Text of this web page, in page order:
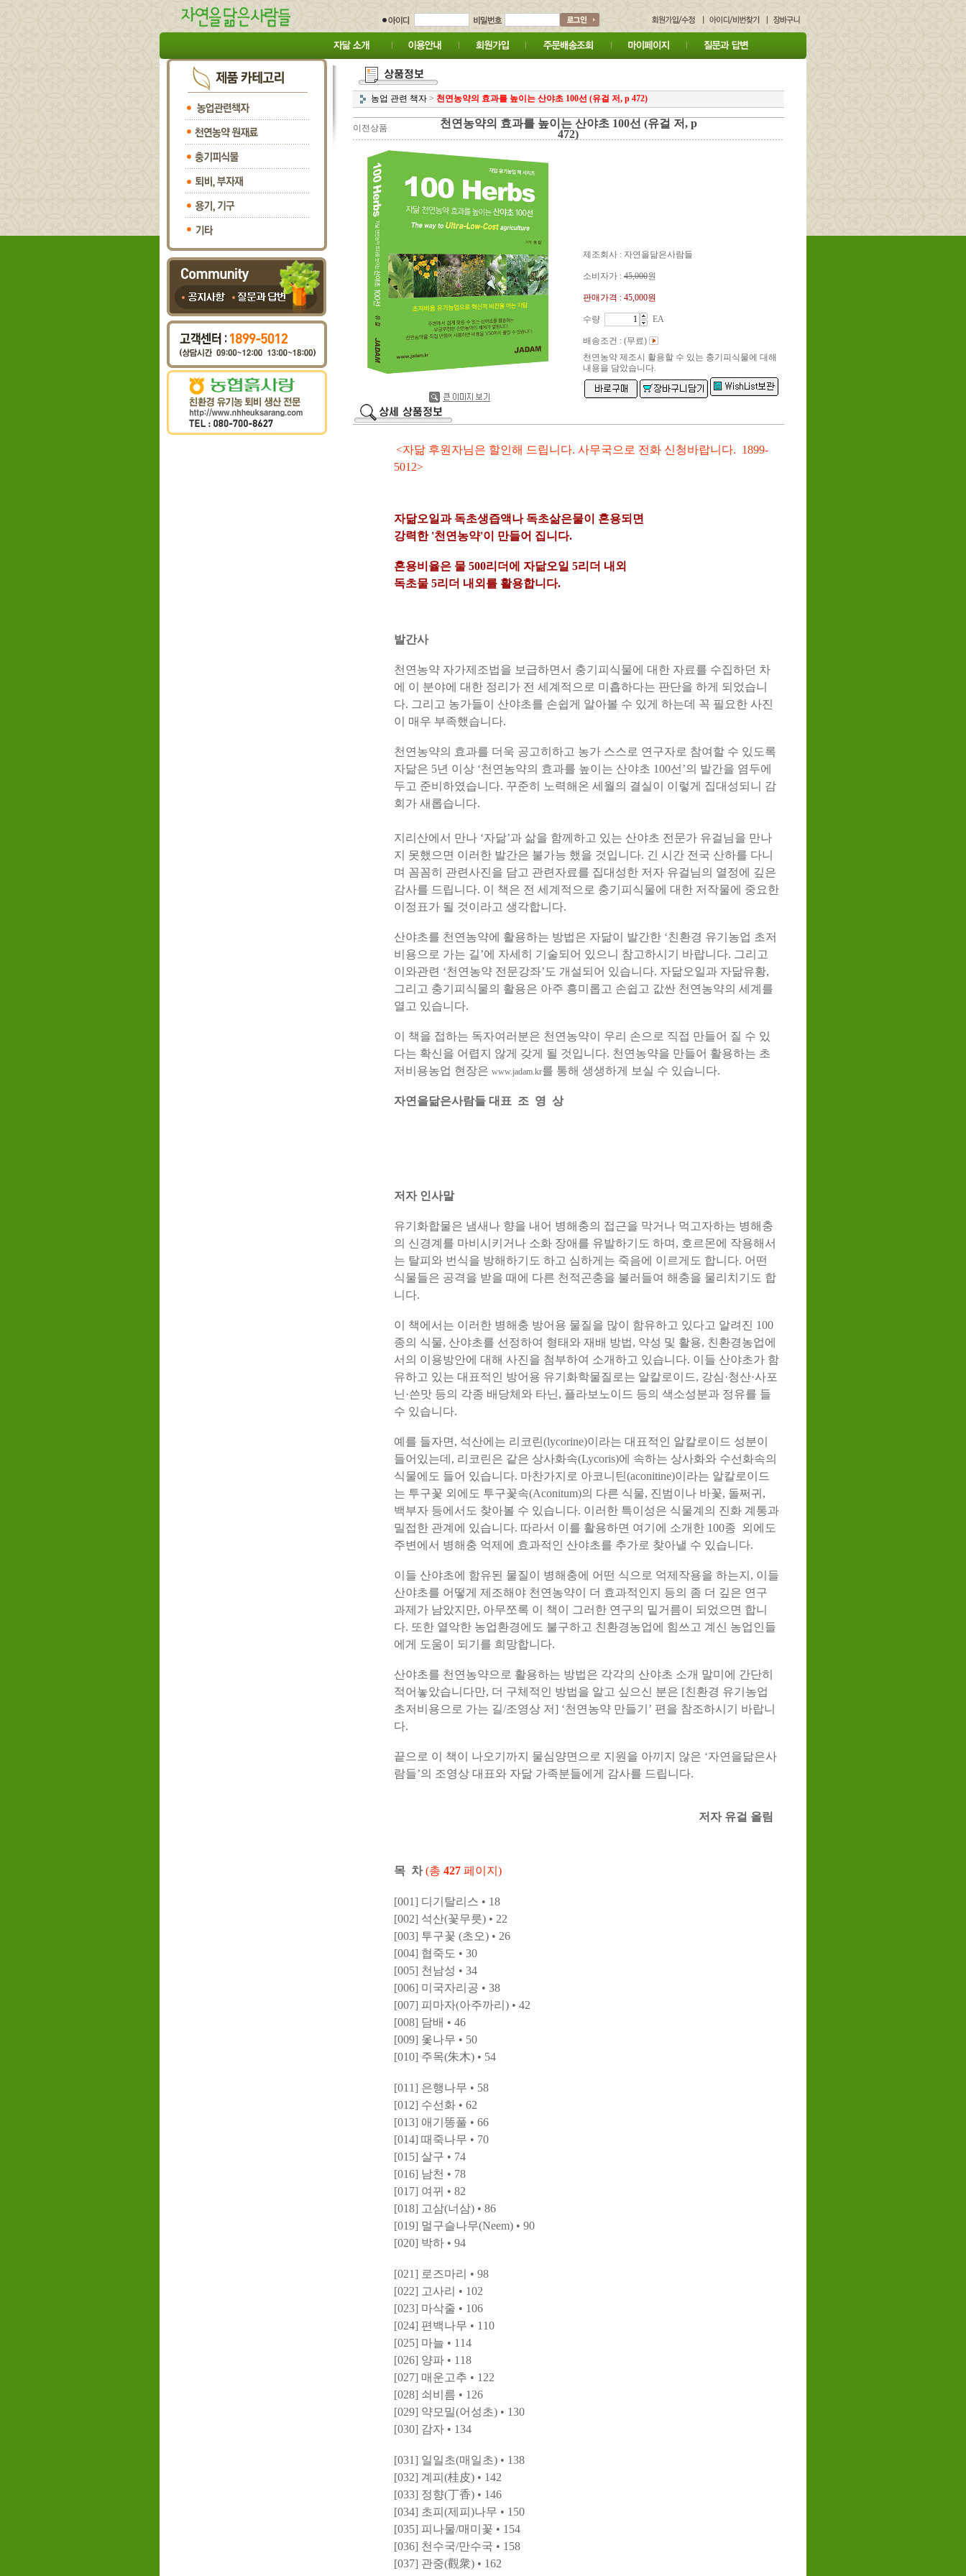
농업 관련 책자 > 천연농약의 효과를 높이는 산야초 100선 (유걸 저, p 472)
이전상품
천연농약의 효과를 높이는 산야초 100선 (유걸 저, p
472)
제조회사 : 자연을닮은사람들
소비자가 : 45,000원
판매가격 : 45,000원
수량 EA
배송조건 : (무료)
천연농약 제조시 활용할 수 있는 충기피식물에 대해
내용을 담았습니다.
<자닮 후원자님은 할인해 드립니다. 사무국으로 전화 신청바랍니다. 1899-
5012>
자닮오일과 독초생즙액나 독초삶은물이 혼용되면
강력한 '천연농약'이 만들어 집니다.
혼용비율은 물 500리더에 자닮오일 5리더 내외
독초물 5리더 내외를 활용합니다.
발간사
천연농약 자가제조법을 보급하면서 충기피식물에 대한 자료를 수집하던 차
에 이 분야에 대한 정리가 전 세계적으로 미흡하다는 판단을 하게 되었습니
다. 그리고 농가들이 산야초를 손쉽게 알아볼 수 있게 하는데 꼭 필요한 사진
이 매우 부족했습니다.
천연농약의 효과를 더욱 공고히하고 농가 스스로 연구자로 참여할 수 있도록
자닮은 5년 이상 ‘천연농약의 효과를 높이는 산야초 100선’의 발간을 염두에
두고 준비하였습니다. 꾸준히 노력해온 세월의 결실이 이렇게 집대성되니 감
회가 새롭습니다.
지리산에서 만나 ‘자닮’과 삶을 함께하고 있는 산야초 전문가 유걸님을 만나
지 못했으면 이러한 발간은 불가능 했을 것입니다. 긴 시간 전국 산하를 다니
며 꼼꼼히 관련사진을 담고 관련자료를 집대성한 저자 유걸님의 열정에 깊은
감사를 드립니다. 이 책은 전 세계적으로 충기피식물에 대한 저작물에 중요한
이정표가 될 것이라고 생각합니다.
산야초를 천연농약에 활용하는 방법은 자닮이 발간한 ‘친환경 유기농업 초저
비용으로 가는 길’에 자세히 기술되어 있으니 참고하시기 바랍니다. 그리고
이와관련 ‘천연농약 전문강좌’도 개설되어 있습니다. 자닮오일과 자닮유황,
그리고 충기피식물의 활용은 아주 흥미롭고 손쉽고 값싼 천연농약의 세계를
열고 있습니다.
이 책을 접하는 독자여러분은 천연농약이 우리 손으로 직접 만들어 질 수 있
다는 확신을 어렵지 않게 갖게 될 것입니다. 천연농약을 만들어 활용하는 초
저비용농업 현장은 www.jadam.kr를 통해 생생하게 보실 수 있습니다.
자연을닮은사람들 대표 조 영 상
저자 인사말
유기화합물은 냄새나 향을 내어 병해충의 접근을 막거나 먹고자하는 병해충
의 신경계를 마비시키거나 소화 장애를 유발하기도 하며, 호르몬에 작용해서
는 탈피와 번식을 방해하기도 하고 심하게는 죽음에 이르게도 합니다. 어떤
식물들은 공격을 받을 때에 다른 천적곤충을 불러들여 해충을 물리치기도 합
니다.
이 책에서는 이러한 병해충 방어용 물질을 많이 함유하고 있다고 알려진 100
종의 식물, 산야초를 선정하여 형태와 재배 방법, 약성 및 활용, 친환경농업에
서의 이용방안에 대해 사진을 첨부하여 소개하고 있습니다. 이들 산야초가 함
유하고 있는 대표적인 방어용 유기화학물질로는 알칼로이드, 강심·청산·사포
닌·쓴맛 등의 각종 배당체와 타닌, 플라보노이드 등의 색소성분과 정유를 들
수 있습니다.
예를 들자면, 석산에는 리코린(lycorine)이라는 대표적인 알칼로이드 성분이
들어있는데, 리코린은 같은 상사화속(Lycoris)에 속하는 상사화와 수선화속의
식물에도 들어 있습니다. 마찬가지로 아코니틴(aconitine)이라는 알칼로이드
는 투구꽃 외에도 투구꽃속(Aconitum)의 다른 식물, 진범이나 바꽃, 돌쩌귀,
백부자 등에서도 찾아볼 수 있습니다. 이러한 특이성은 식물계의 진화 계통과
밀접한 관계에 있습니다. 따라서 이를 활용하면 여기에 소개한 100종 외에도
주변에서 병해충 억제에 효과적인 산야초를 추가로 찾아낼 수 있습니다.
이들 산야초에 함유된 물질이 병해충에 어떤 식으로 억제작용을 하는지, 이들
산야초를 어떻게 제조해야 천연농약이 더 효과적인지 등의 좀 더 깊은 연구
과제가 남았지만, 아무쪼록 이 책이 그러한 연구의 밑거름이 되었으면 합니
다. 또한 열악한 농업환경에도 불구하고 친환경농업에 힘쓰고 계신 농업인들
에게 도움이 되기를 희망합니다.
산야초를 천연농약으로 활용하는 방법은 각각의 산야초 소개 말미에 간단히
적어놓았습니다만, 더 구체적인 방법을 알고 싶으신 분은 [친환경 유기농업
초저비용으로 가는 길/조영상 저] ‘천연농약 만들기’ 편을 참조하시기 바랍니
다.
끝으로 이 책이 나오기까지 물심양면으로 지원을 아끼지 않은 ‘자연을닮은사
람들’의 조영상 대표와 자닮 가족분들에게 감사를 드립니다.
저자 유걸 올림
목 차(총 427 페이지)
[001] 디기탈리스 • 18
[002] 석산(꽃무릇) • 22
[003] 투구꽃 (초오) • 26
[004] 협죽도 • 30
[005] 천남성 • 34
[006] 미국자리공 • 38
[007] 피마자(아주까리) • 42
[008] 담배 • 46
[009] 옻나무 • 50
[010] 주목(朱木) • 54
[011] 은행나무 • 58
[012] 수선화 • 62
[013] 애기똥풀 • 66
[014] 때죽나무 • 70
[015] 살구 • 74
[016] 남천 • 78
[017] 여뀌 • 82
[018] 고삼(너삼) • 86
[019] 멀구슬나무(Neem) • 90
[020] 박하 • 94
[021] 로즈마리 • 98
[022] 고사리 • 102
[023] 마삭줄 • 106
[024] 편백나무 • 110
[025] 마늘 • 114
[026] 양파 • 118
[027] 매운고추 • 122
[028] 쇠비름 • 126
[029] 약모밀(어성초) • 130
[030] 감자 • 134
[031] 일일초(매일초) • 138
[032] 계피(桂皮) • 142
[033] 정향(丁香) • 146
[034] 초피(제피)나무 • 150
[035] 피나물/매미꽃 • 154
[036] 천수국/만수국 • 158
[037] 관중(觀衆) • 162